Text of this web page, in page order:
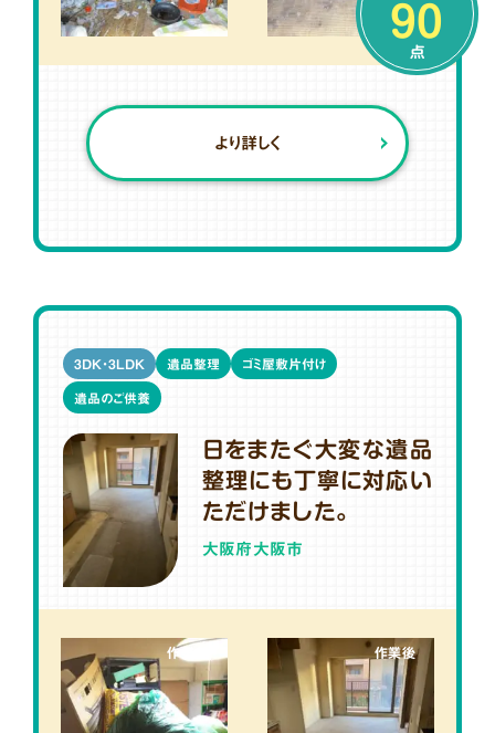
90
点
より詳しく
日をまたぐ大変な遺品
整理にも丁寧に対応い
ただけました。
大阪府大阪市
3DK・3LDK 遺品整理 ゴミ屋敷片付け
遺品のご供養
作業前 作業後